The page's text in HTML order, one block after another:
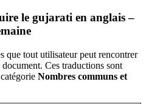
le gujarati en anglais –
que tout utilisateur peut rencontrer
Ces traductions sont
Nombres communs et